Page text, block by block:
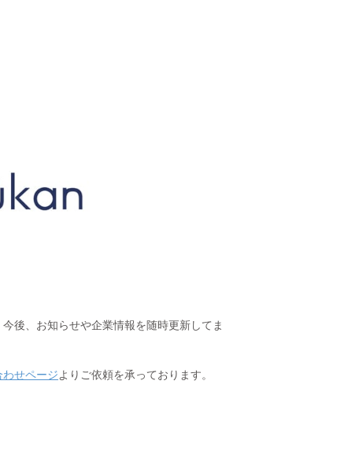
後、お知らせや企業情報を随時更新してま
わせページよりご依頼を承っております。